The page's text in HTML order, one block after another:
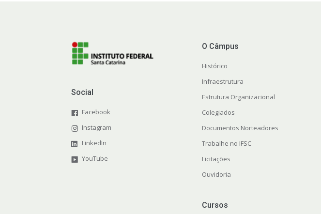
Social
Facebook
Instagram
LinkedIn
YouTube
O Câmpus
Histórico
Infraestrutura
Estrutura Organizacional
Colegiados
Documentos Norteadores
Trabalhe no IFSC
Licitações
Ouvidoria
Cursos